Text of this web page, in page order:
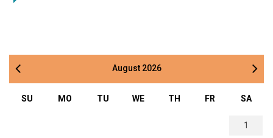
August 2026
SU MO TU WE TH FR SA
1